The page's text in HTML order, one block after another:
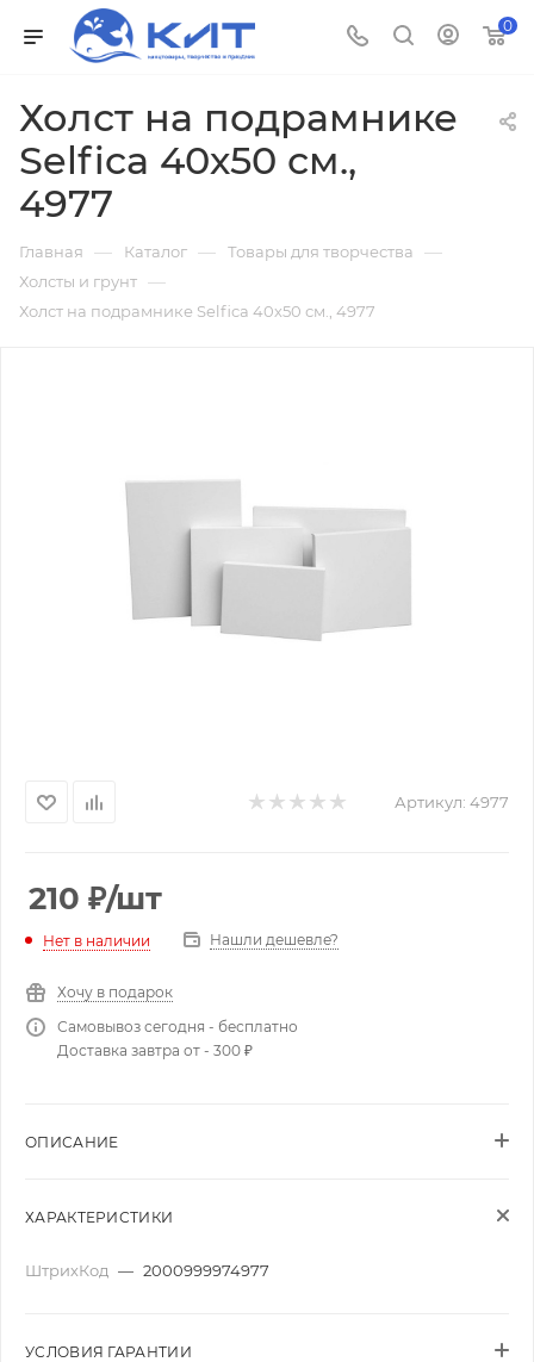
0
Холст на подрамнике
Selfica 40х50 см.,
4977
Главная — Каталог — Товары для творчества —
Холсты и грунт —
Холст на подрамнике Selfica 40х50 см., 4977
Артикул: 4977
210 ₽/шт
Нет в наличии Нашли дешевле?
Хочу в подарок
Самовывоз сегодня - бесплатно
Доставка завтра от - 300 ₽
ОПИСАНИЕ
ХАРАКТЕРИСТИКИ
ШтрихКод — 2000999974977
УСЛОВИЯ ГАРАНТИИ